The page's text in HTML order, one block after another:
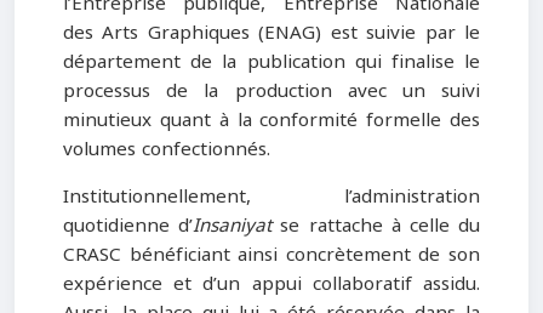
des Arts Graphiques (ENAG) est suivie par le
département de la publication qui finalise le
processus de la production avec un suivi
minutieux quant à la conformité formelle des
volumes confectionnés.
Institutionnellement, l’administration
quotidienne d’Insaniyatse rattache à celle du
CRASC bénéficiant ainsi concrètement de son
expérience et d’un appui collaboratif assidu.